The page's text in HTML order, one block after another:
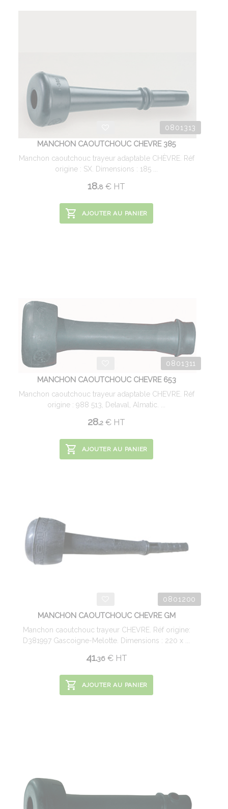
0801313
MANCHON CAOUTCHOUC CHEVRE 385
Manchon caoutchouc trayeur adaptable CHÈVRE. Réf
origine : SX. Dimensions : 185 ...
18.8 € HT
AJOUTER AU PANIER
0801311
MANCHON CAOUTCHOUC CHEVRE 653
Manchon caoutchouc trayeur adaptable CHEVRE. Réf
origine : 988 513, Delaval, Almatic. ...
28.2 € HT
AJOUTER AU PANIER
0801200
MANCHON CAOUTCHOUC CHEVRE GM
Manchon caoutchouc trayeur CHEVRE. Réf origine:
D381997 Gascoigne-Melotte. Dimensions : 220 x ...
41.36 €HT
AJOUTER AU PANIER